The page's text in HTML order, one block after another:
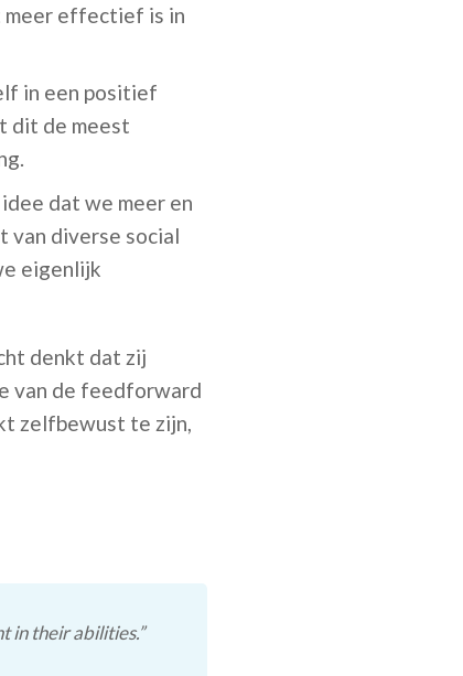
meer effectief is in
in een positief
dit de meest
dat we meer en
van diverse social
eigenlijk
denkt dat zij
van de feedforward
zelfbewust te zijn,
in their abilities.”